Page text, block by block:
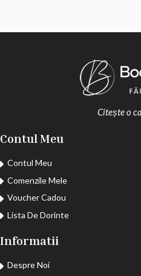
Citește o
Contul Meu
Contul Meu
Comenzile Mele
Voucher Cadou
Lista De Dorinte
Informatii
Despre Noi